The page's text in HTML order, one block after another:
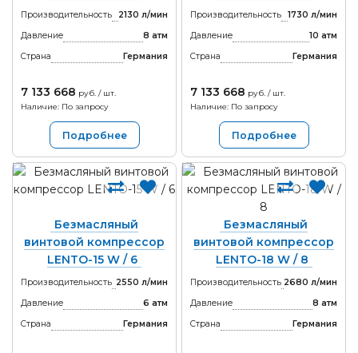
Производительность
2130 л/мин
Давление
8 атм
Страна
Германия
7 133 668 руб. / шт.
Наличие: По запросу
Подробнее
Производительность
1730 л/мин
Давление
10 атм
Страна
Германия
7 133 668 руб. / шт.
Наличие: По запросу
Подробнее
Безмасляный
винтовой компрессор
LENTO-15 W / 6
Производительность 2550 л/мин
Давление
6 атм
Страна
Германия
Безмасляный
винтовой компрессор
LENTO-18 W / 8
Производительность 2680 л/мин
Давление
8 атм
Страна
Германия